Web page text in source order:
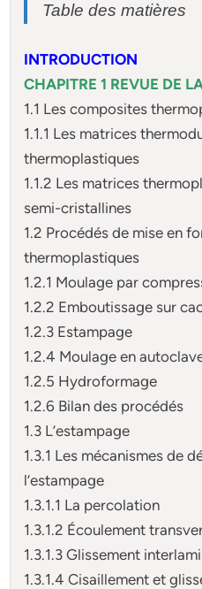
Table des matières
INTRODUCTION
CHAPITRE 1 REVUE DE
1.1 Les composites
1.1.1 Les matrices
thermoplastiques
1.1.2 Les matrices
semi-cristallines
1.2 Procédés de mise en
thermoplastiques
1.2.1 Moulage par
1.2.2 Emboutissage sur
1.2.3 Estampage
1.2.4 Moulage en
1.2.5 Hydroformage
1.2.6 Bilan des procédés
1.3 L’estampage
1.3.1 Les mécanismes de
l’estampage
1.3.1.1 La percolation
1.3.1.2 Écoulement
1.3.1.3 Glissement
1.3.1.4 Cisaillement et